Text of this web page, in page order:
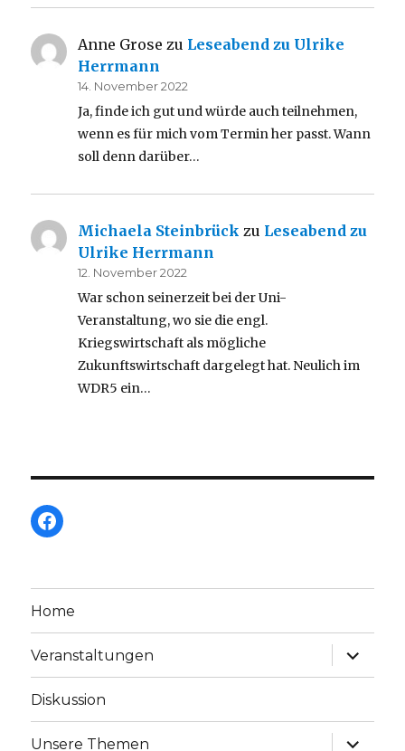
Anne Grose zu Leseabend zu Ulrike
Herrmann
14. November 2022
Ja, finde ich gut und würde auch teilnehmen,
wenn es für mich vom Termin her passt. Wann
soll denn darüber…
Michaela Steinbrück zu Leseabend zu
Ulrike Herrmann
12. November 2022
War schon seinerzeit bei der Uni-
Veranstaltung, wo sie die engl.
Kriegswirtschaft als mögliche
Zukunftswirtschaft dargelegt hat. Neulich im
WDR5 ein…
Facebook
Home
Veranstaltungen
Diskussion
Unsere Themen